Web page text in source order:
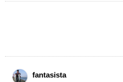
fantasista